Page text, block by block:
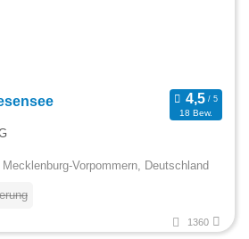
18 Bew.
Vorpommern, Deutschland
1360